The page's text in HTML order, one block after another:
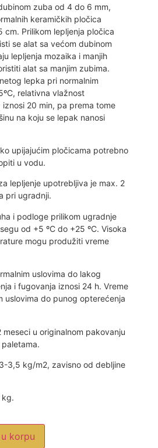
zuba od 4 do 6 mm,
keramičkih pločica
cm. Prilikom lepljenja pločica
se alat sa većom dubinom
lepljenja mozaika i manjih
alat sa manjim zubima.
lepka pri normalnim
relativna vlažnost
20 min, pa prema tome
na koju se lepak nanosi
upijajućim pločicama potrebno
u vodu.
lepljenje upotrebljiva je max. 2
pri ugradnji.
i podloge prilikom ugradnje
od +5 ºC do +25 ºC. Visoka
mogu produžiti vreme
uslovima do lakog
i fugovanja iznosi 24 h. Vreme
uslovima do punog opterećenja
meseci u originalnom pakovanju
3,5 kg/m2, zavisno od debljine
kg.
korpu